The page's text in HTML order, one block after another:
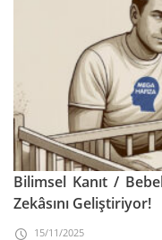
Bilimsel Kanıt /
Zekâsını Geliştiriyor!
15/11/2025